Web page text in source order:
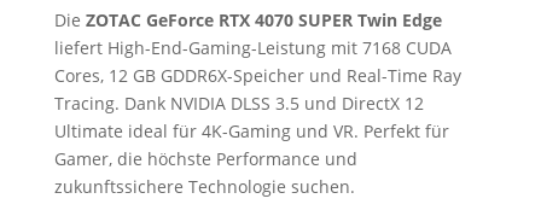
Die ZOTAC GeForce RTX 4070 SUPER Twin Edge
liefert High-End-Gaming-Leistung mit 7168 CUDA
Cores, 12 GB GDDR6X-Speicher und Real-Time Ray
Tracing. Dank NVIDIA DLSS 3.5 und DirectX 12
Ultimate ideal für 4K-Gaming und VR. Perfekt für
Gamer, die höchste Performance und
zukunftssichere Technologie suchen.